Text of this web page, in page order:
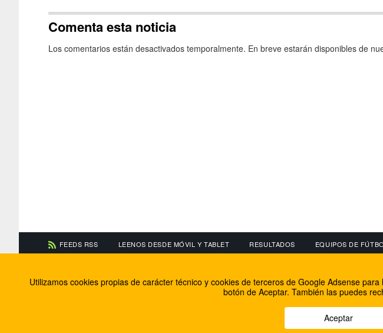
Comenta esta noticia
Los comentarios están desactivados temporalmente. En breve estarán disponibles de
FEEDS RSS LEENOS DESDE MÓVIL Y TABLET RESULTADOS EQUIPOS DE
Información de contacto
El equipo de FútbolBalear
Soluciones Corporativas IP
Facebook
Twitter
Utilizamos cookies propias de carácter técnico y cookies de terceros de Google Adsense
botón de Aceptar. También las puedes
Aceptar